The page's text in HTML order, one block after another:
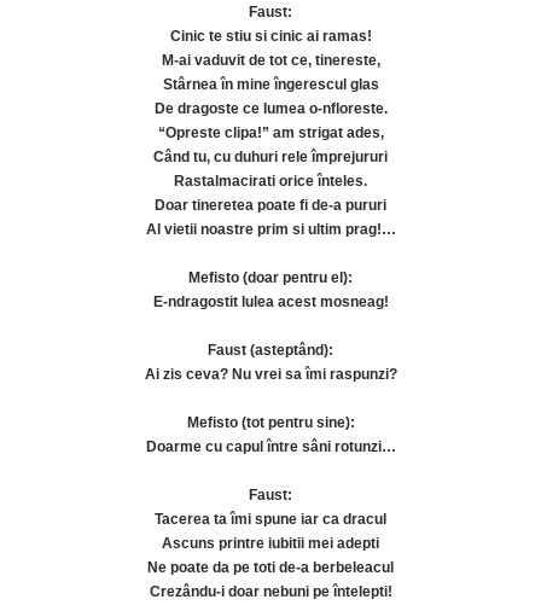
Faust:
Cinic te stiu si cinic ai ramas!
M-ai vaduvit de tot ce, tinereste,
Stârnea în mine îngerescul glas
De dragoste ce lumea o-nfloreste.
“Opreste clipa!” am strigat ades,
Când tu, cu duhuri rele împrejururi
Rastalmacirati orice înteles.
Doar tineretea poate fi de-a pururi
Al vietii noastre prim si ultim prag!…
Mefisto (doar pentru el):
E-ndragostit lulea acest mosneag!
Faust (asteptând):
Ai zis ceva? Nu vrei sa îmi raspunzi?
Mefisto (tot pentru sine):
Doarme cu capul între sâni rotunzi…
Faust:
Tacerea ta îmi spune iar ca dracul
Ascuns printre iubitii mei adepti
Ne poate da pe toti de-a berbeleacul
Crezându-i doar nebuni pe întelepti!